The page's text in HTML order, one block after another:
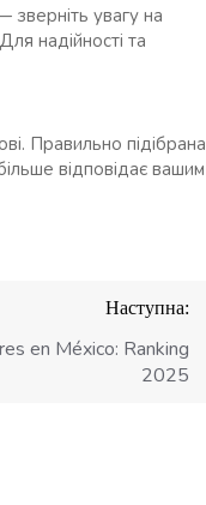
увагу на
надійності та
Правильно підібрана
відповідає вашим
Наступна:
en México: Ranking
2025